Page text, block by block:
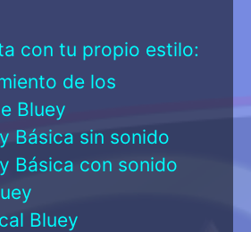
con tu propio estilo:
de los
Bluey
Básica sin sonido
Básica con sonido
Bluey